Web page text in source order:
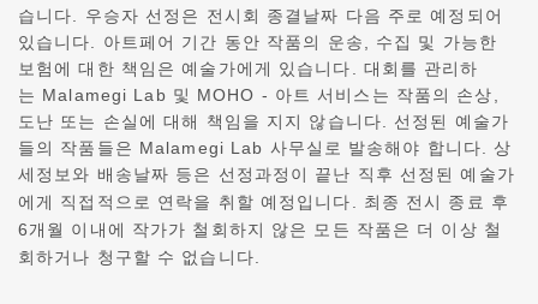
습니다. 우승자 선정은 전시회 종결날짜 다음 주로 예정되어
있습니다. 아트페어 기간 동안 작품의 운송, 수집 및 가능한
보험에 대한 책임은 예술가에게 있습니다. 대회를 관리하
는 Malamegi Lab 및 MOHO - 아트 서비스는 작품의 손상,
도난 또는 손실에 대해 책임을 지지 않습니다. 선정된 예술가
들의 작품들은 Malamegi Lab 사무실로 발송해야 합니다. 상
세정보와 배송날짜 등은 선정과정이 끝난 직후 선정된 예술가
에게 직접적으로 연락을 취할 예정입니다. 최종 전시 종료 후
6개월 이내에 작가가 철회하지 않은 모든 작품은 더 이상 철
회하거나 청구할 수 없습니다.